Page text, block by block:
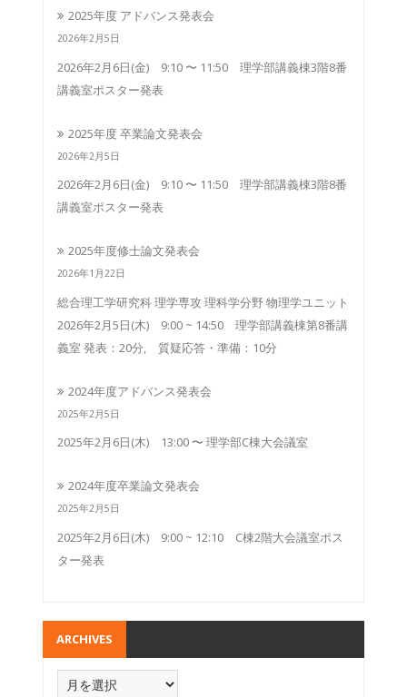
2025年度 アドバンス発表会
2026年2月5日
2026年2月6日(金) 9:10 〜 11:50 理学部講義棟3階8番
講義室ポスター発表
2025年度 卒業論文発表会
2026年2月5日
2026年2月6日(金) 9:10 〜 11:50 理学部講義棟3階8番
講義室ポスター発表
2025年度修士論文発表会
2026年1月22日
総合理工学研究科 理学専攻 理科学分野 物理学ユニット
2026年2月5日(木) 9:00 ~ 14:50 理学部講義棟第8番講
義室 発表：20分, 質疑応答・準備：10分
2024年度アドバンス発表会
2025年2月5日
2025年2月6日(木) 13:00 〜 理学部C棟大会議室
2024年度卒業論文発表会
2025年2月5日
2025年2月6日(木) 9:00 ~ 12:10 C棟2階大会議室ポス
ター発表
ARCHIVES